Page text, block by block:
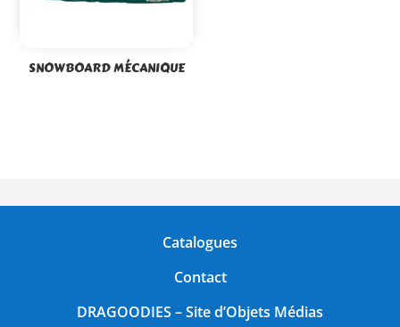
SNOWBOARD MÉCANIQUE
Catalogues
Contact
DRAGOODIES – Site d’Objets Médias